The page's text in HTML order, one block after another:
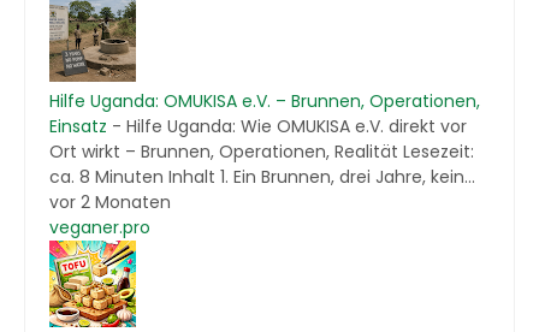
Hilfe Uganda: OMUKISA e.V. – Brunnen, Operationen,
Einsatz - Hilfe Uganda: Wie OMUKISA e.V. direkt vor
Ort wirkt – Brunnen, Operationen, Realität Lesezeit:
ca. 8 Minuten Inhalt 1. Ein Brunnen, drei Jahre, kein...
vor 2 Monaten
veganer.pro